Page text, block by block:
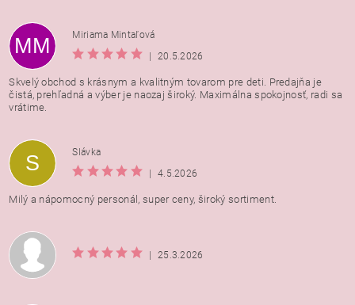
Vložením hodnotenie súhlasíte s
osobných údajov
MM
Miriama Mintaľová
|
20.5.2026
Skvelý obchod s krásnym a kvalitným tovarom pre deti. Predajňa je
čistá, prehľadná a výber je naozaj široký. Maximálna spokojnosť, radi sa
vrátime.
S
Slávka
|
4.5.2026
Milý a nápomocný personál, super ceny, široký sortiment.
| 25.3.2026